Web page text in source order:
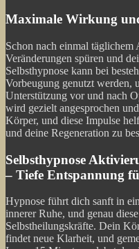
Maximale Wirkung
Schon nach einmal
Veränderungen spüren und
Selbsthypnose kann bei
Vorbeugung genutzt werden,
Unterstützung vor und nach
wird gezielt angesprochen
Körper, und diese Impulse
und deine Regeneration zu
Selbsthypnose
– Tiefe Entspannung
Hypnose führt dich sanft in
innerer Ruhe, und genau
Selbstheilungskräfte. Dein
findet neue Klarheit, und